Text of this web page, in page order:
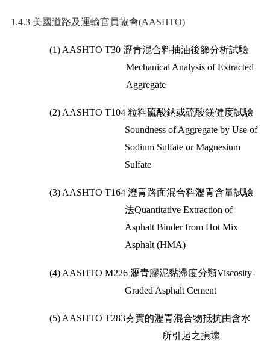
1.4.3 美國道路及運輸官員協會(AASHTO)
(1) AASHTO T30瀝青混合料抽油後篩分析試驗
Mechanical Analysis of Extracted
Aggregate
(2) AASHTO T104粒料硫酸鈉或硫酸鎂健度試驗
Soundness of Aggregate by Use of
Sodium Sulfate or Magnesium
Sulfate
(3) AASHTO T164瀝青路面混合料瀝青含量試驗
法Quantitative Extraction of
Asphalt Binder from Hot Mix
Asphalt (HMA)
(4) AASHTO M226瀝青膠泥黏滯度分類Viscosity-
Graded Asphalt Cement
(5) AASHTO T283夯實的瀝青混合物抵抗由含水
所引起之損壞